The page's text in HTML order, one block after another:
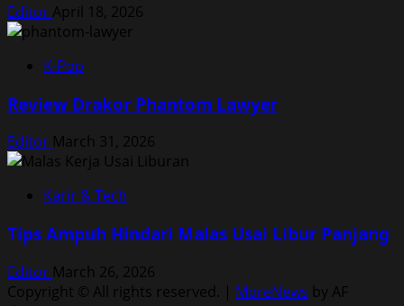
Editor April 18, 2026
K-Pop
Review Drakor Phantom Lawyer
Editor March 31, 2026
Karir & Tech
Tips Ampuh Hindari Malas Usai Libur Panjang
Editor March 26, 2026
Copyright © All rights reserved. | MoreNews by AF